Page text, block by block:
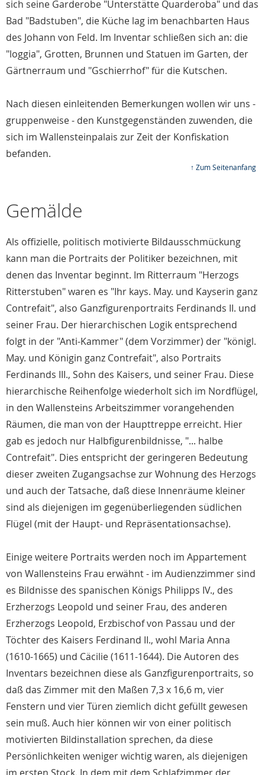
sich seine Garderobe "Unterstätte Quarderoba" und das
Bad "Badstuben", die Küche lag im benachbarten Haus
des Johann von Feld. Im Inventar schließen sich an: die
"loggia", Grotten, Brunnen und Statuen im Garten, der
Gärtnerraum und "Gschierrhof" für die Kutschen.
Nach diesen einleitenden Bemerkungen wollen wir uns -
gruppenweise - den Kunstgegenständen zuwenden, die
sich im Wallensteinpalais zur Zeit der Konfiskation
befanden.
↑ Zum Seitenanfang
Gemälde
Als offizielle, politisch motivierte Bildausschmückung
kann man die Portraits der Politiker bezeichnen, mit
denen das Inventar beginnt. Im Ritterraum "Herzogs
Ritterstuben" waren es "Ihr kays. May. und Kayserin ganz
Contrefait", also Ganzfigurenportraits Ferdinands II. und
seiner Frau. Der hierarchischen Logik entsprechend
folgt in der "Anti-Kammer" (dem Vorzimmer) der "königl.
May. und Königin ganz Contrefait", also Portraits
Ferdinands III., Sohn des Kaisers, und seiner Frau. Diese
hierarchische Reihenfolge wiederholt sich im Nordflügel,
in den Wallensteins Arbeitszimmer vorangehenden
Räumen, die man von der Haupttreppe erreicht. Hier
gab es jedoch nur Halbfigurenbildnisse, "... halbe
Contrefait". Dies entspricht der geringeren Bedeutung
dieser zweiten Zugangsachse zur Wohnung des Herzogs
und auch der Tatsache, daß diese Innenräume kleiner
sind als diejenigen im gegenüberliegenden südlichen
Flügel (mit der Haupt- und Repräsentationsachse).
Einige weitere Portraits werden noch im Appartement
von Wallensteins Frau erwähnt - im Audienzzimmer sind
es Bildnisse des spanischen Königs Philipps IV., des
Erzherzogs Leopold und seiner Frau, des anderen
Erzherzogs Leopold, Erzbischof von Passau und der
Töchter des Kaisers Ferdinand II., wohl Maria Anna
(1610-1665) und Cäcilie (1611-1644). Die Autoren des
Inventars bezeichnen diese als Ganzfigurenportraits, so
daß das Zimmer mit den Maßen 7,3 x 16,6 m, vier
Fenstern und vier Türen ziemlich dicht gefüllt gewesen
sein muß. Auch hier können wir von einer politisch
motivierten Bildinstallation sprechen, da diese
Persönlichkeiten weniger wichtig waren, als diejenigen